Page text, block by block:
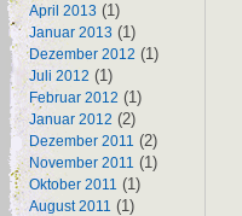
April 2013 (1)
Januar 2013 (1)
Dezember 2012 (1)
Juli 2012 (1)
Februar 2012 (1)
Januar 2012 (2)
Dezember 2011 (2)
November 2011 (1)
Oktober 2011 (1)
August 2011 (1)